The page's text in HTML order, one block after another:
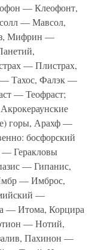
— Клеофонт,
— Мавсол,
Мифрин —
— Плистрах,
Тахос, Фалэк —
— Теофраст;
го­ры, Арахф —
босфорский
— Герак­ловы
— Гипанис,
— Имброс,
—
— Итома, Корцира
— Нотий,
Пахинон —